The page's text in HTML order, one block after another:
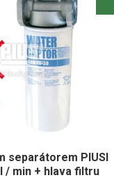
separátorem PIUSI
/ min + hlava filtru